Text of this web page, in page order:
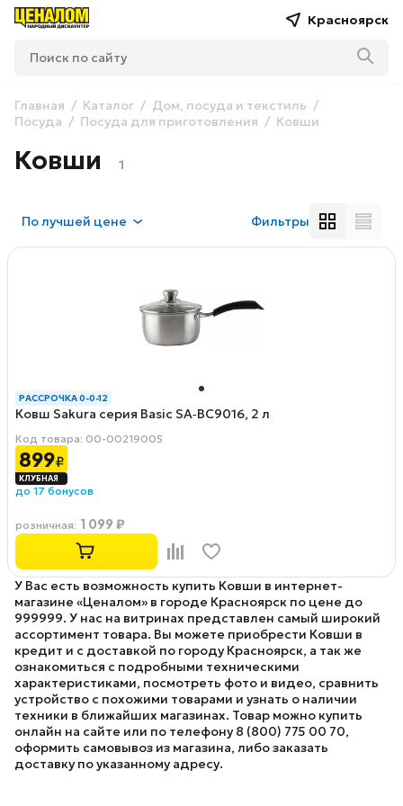
Красноярск
Главная Каталог
Дом, посуда и текстиль
Посуда
Посуда для приготовления Ковши
Ковши 1
Получшей цене Фильтры
РАССРОЧКА 0-0-12
Ковш Sakura серия Basic SA‑BC9016, 2 л
Код товара: 00-00219005
899₽
до 17 бонусов
розничная: 1 099 ₽
У Вас есть возможность купить Ковши в интернет-
магазине «Ценалом» в городе Красноярск по цене до
999999. У нас на витринах представлен самый широкий
ассортимент товара. Вы можете приобрести Ковши в
кредит и с доставкой по городу Красноярск, а так же
ознакомиться с подробными техническими
характеристиками, посмотреть фото и видео, сравнить
устройство с похожими товарами и узнать о наличии
техники в ближайших магазинах. Товар можно купить
онлайн на сайте или по телефону 8 (800) 775 00 70,
оформить самовывоз из магазина, либо заказать
доставку по указанному адресу.